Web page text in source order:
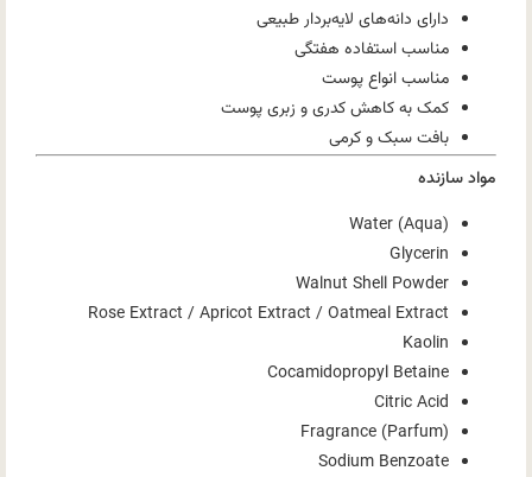
دارای دانه‌های لایه‌بردار طبیعی
مناسب استفاده هفتگی
مناسب انواع پوست
کمک به کاهش کدری و زبری پوست
بافت سبک و کرمی
مواد سازنده
Water (Aqua)
Glycerin
Walnut Shell Powder
Rose Extract / Apricot Extract / Oatmeal Extract
Kaolin
Cocamidopropyl Betaine
Citric Acid
Fragrance (Parfum)
Sodium Benzoate